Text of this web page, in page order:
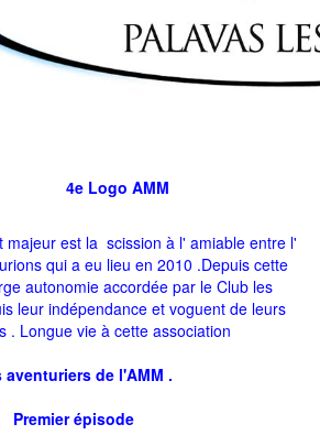
4e Logo AMM
majeur est la scission à l' amiable entre l'
qui a eu lieu en 2010 .Depuis cette
autonomie accordée par le Club les
leur indépendance et voguent de leurs
. Longue vie à cette association
aventuriers de l'AMM .
Premier épisode